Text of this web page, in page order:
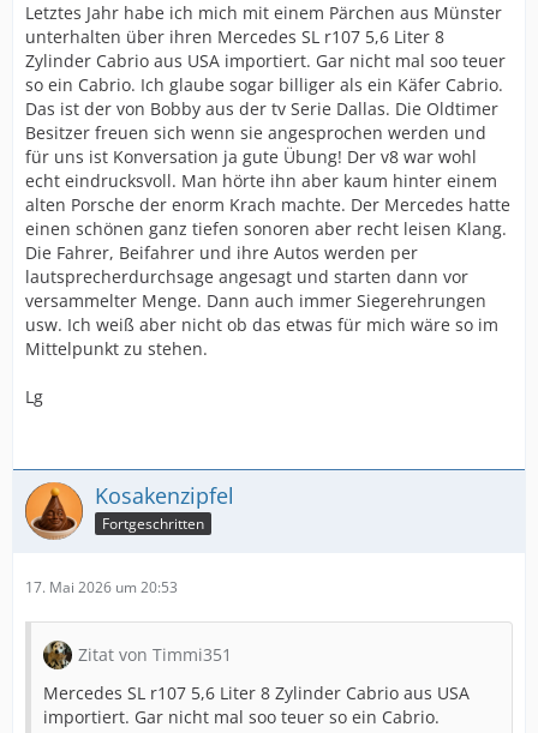
Letztes Jahr habe ich mich mit einem Pärchen aus Münster
unterhalten über ihren Mercedes SL r107 5,6 Liter 8
Zylinder Cabrio aus USA importiert. Gar nicht mal soo teuer
so ein Cabrio. Ich glaube sogar billiger als ein Käfer Cabrio.
Das ist der von Bobby aus der tv Serie Dallas. Die Oldtimer
Besitzer freuen sich wenn sie angesprochen werden und
für uns ist Konversation ja gute Übung! Der v8 war wohl
echt eindrucksvoll. Man hörte ihn aber kaum hinter einem
alten Porsche der enorm Krach machte. Der Mercedes hatte
einen schönen ganz tiefen sonoren aber recht leisen Klang.
Die Fahrer, Beifahrer und ihre Autos werden per
lautsprecherdurchsage angesagt und starten dann vor
versammelter Menge. Dann auch immer Siegerehrungen
usw. Ich weiß aber nicht ob das etwas für mich wäre so im
Mittelpunkt zu stehen.
Lg
Kosakenzipfel
Fortgeschritten
17. Mai 2026 um 20:53
Zitat von Timmi351
Mercedes SL r107 5,6 Liter 8 Zylinder Cabrio aus USA
importiert. Gar nicht mal soo teuer so ein Cabrio.